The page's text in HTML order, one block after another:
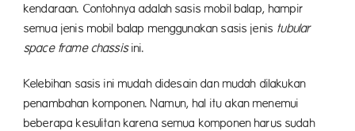
kendaraan. Contohnya adalah sasis mobil balap, hampir
semua jenis mobil balap menggunakan sasis jenis tubular
space frame chassisini.
Kelebihan sasis ini mudah didesain dan mudah dilakukan
penambahan komponen. Namun, hal itu akan menemui
beberapa kesulitan karena semua komponen harus sudah